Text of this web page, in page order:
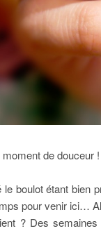
de douceur
le boulot étant bien
pour venir ici…
? Des